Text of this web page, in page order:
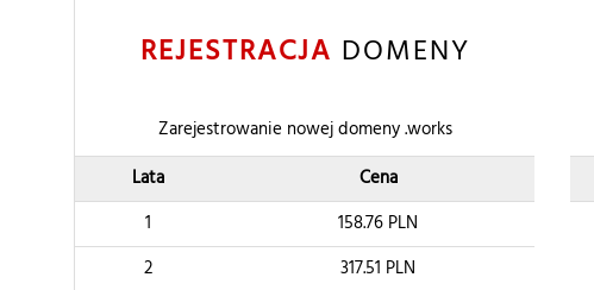
REJESTRACJA DOMENY
Zarejestrowanie nowej domeny .works
Lata
Cena
1
158.76 PLN
2
317.51 PLN